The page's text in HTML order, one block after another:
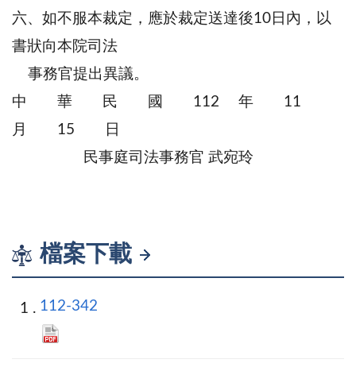
六、如不服本裁定，應於裁定送達後10日內，以
書狀向本院司法
事務官提出異議。
中 華 民 國 112 年 11
月 15 日
民事庭司法事務官 武宛玲
檔案下載
112-342